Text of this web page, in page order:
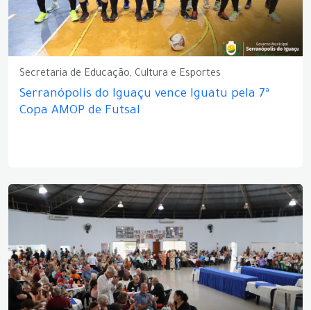
Secretaria de Educação, Cultura e Esportes
Serranópolis do Iguaçu vence Iguatu pela 7ª
Copa AMOP de Futsal